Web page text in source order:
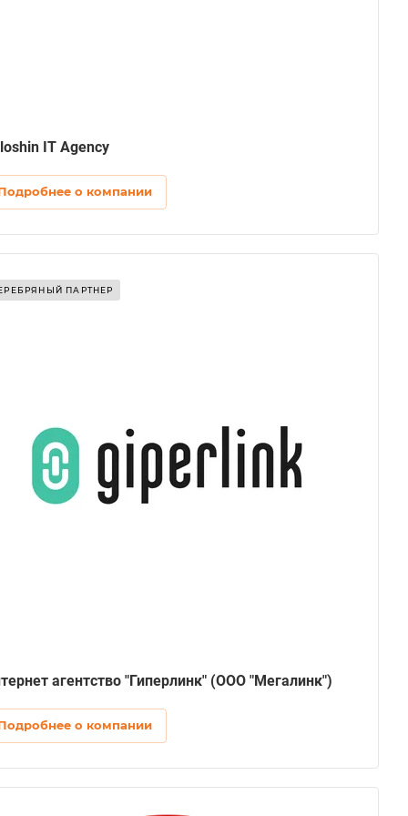
IT Agency
о компании
ПАРТНЕР
агентство "Гиперлинк" (ООО "Мегалинк")
о компании